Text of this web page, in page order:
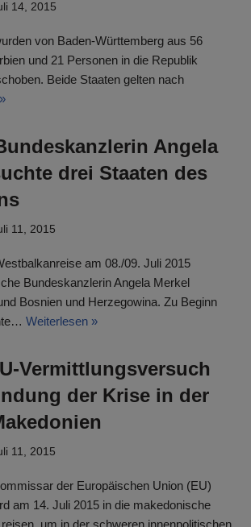
14, 2015
von Baden-Württemberg aus 56
und 21 Personen in die Republik
Beide Staaten gelten nach
Angela
drei Staaten des
11, 2015
am 08./09. Juli 2015
Bundeskanzlerin Angela Merkel
Bosnien und Herzegowina. Zu Beginn
Weiterlesen »
Vermittlungsversuch
der Krise in der
11, 2015
der Europäischen Union (EU)
am 14. Juli 2015 in die makedonische